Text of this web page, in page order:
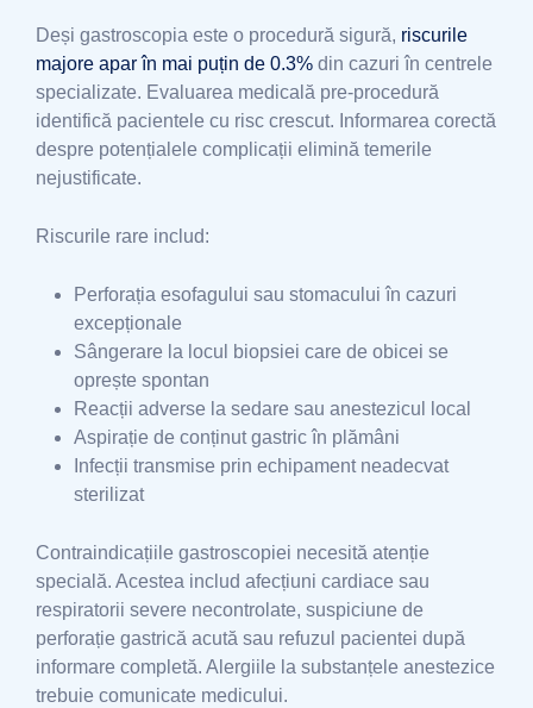
Deși gastroscopia este o procedură sigură, riscurile
majore apar în mai puțin de 0.3% din cazuri în centrele
specializate. Evaluarea medicală pre-procedură
identifică pacientele cu risc crescut. Informarea corectă
despre potențialele complicații elimină temerile
nejustificate.
Riscurile rare includ:
Perforația esofagului sau stomacului în cazuri
excepționale
Sângerare la locul biopsiei care de obicei se
oprește spontan
Reacții adverse la sedare sau anestezicul local
Aspirație de conținut gastric în plămâni
Infecții transmise prin echipament neadecvat
sterilizat
Contraindicațiile gastroscopiei necesită atenție
specială. Acestea includ afecțiuni cardiace sau
respiratorii severe necontrolate, suspiciune de
perforație gastrică acută sau refuzul pacientei după
informare completă. Alergiile la substanțele anestezice
trebuie comunicate medicului.